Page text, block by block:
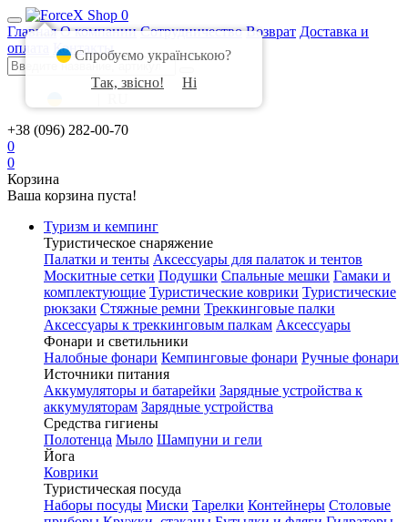
0
Главная О компании Сотрудничество Возврат Доставка и
оплата
Контакты
+38 (096) 282-00-70
0
0
Корзина
Ваша корзина пуста!
Туризм и кемпинг
Туристическое снаряжение
Палатки и тенты Аксессуары для палаток и тентов
Москитные сетки Подушки Спальные мешки Гамаки и
комплектующие Туристические коврики Туристические
рюкзаки Стяжные ремни Треккинговые палки
Аксессуары к треккинговым палкам Аксессуары
Фонари и светильники
Налобные фонари Кемпинговые фонари Ручные фонари
Источники питания
Аккумуляторы и батарейки Зарядные устройства к
аккумуляторам Зарядные устройства
Средства гигиены
Полотенца Мыло Шампуни и гели
Йога
Коврики
Туристическая посуда
Наборы посуды Миски Тарелки Контейнеры Столовые
Спробуємо українською?
Так, звісно!
Ні